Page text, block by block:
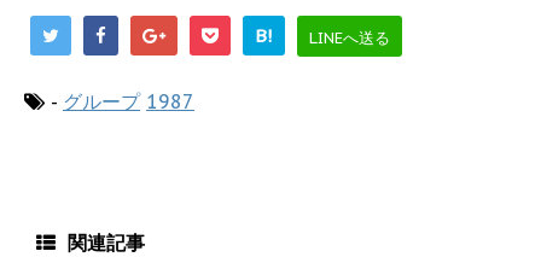
B! LINEへ送る
- グループ 1987
関連記事